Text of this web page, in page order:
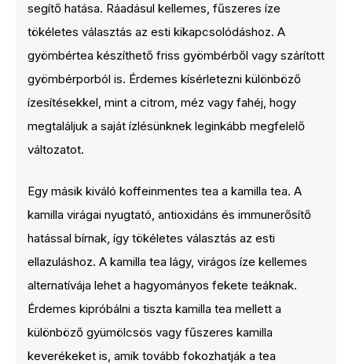
segítő hatása. Ráadásul kellemes, fűszeres íze
tökéletes választás az esti kikapcsolódáshoz. A
gyömbértea készíthető friss gyömbérből vagy szárított
gyömbérporból is. Érdemes kísérletezni különböző
ízesítésekkel, mint a citrom, méz vagy fahéj, hogy
megtaláljuk a saját ízlésünknek leginkább megfelelő
változatot.
Egy másik kiváló koffeinmentes tea a kamilla tea. A
kamilla virágai nyugtató, antioxidáns és immunerősítő
hatással bírnak, így tökéletes választás az esti
ellazuláshoz. A kamilla tea lágy, virágos íze kellemes
alternatívája lehet a hagyományos fekete teáknak.
Érdemes kipróbálni a tiszta kamilla tea mellett a
különböző gyümölcsös vagy fűszeres kamilla
keverékeket is, amik tovább fokozhatják a tea